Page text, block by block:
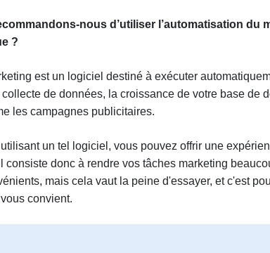
nous d’utiliser l’automatisation du
?
est un logiciel destiné à exécuter
de données, la croissance de votre base de
les campagnes publicitaires.
un tel logiciel, vous pouvez offrir une
consiste donc à rendre vos tâches marketing
mais cela vaut la peine d'essayer, et c'est
convient.